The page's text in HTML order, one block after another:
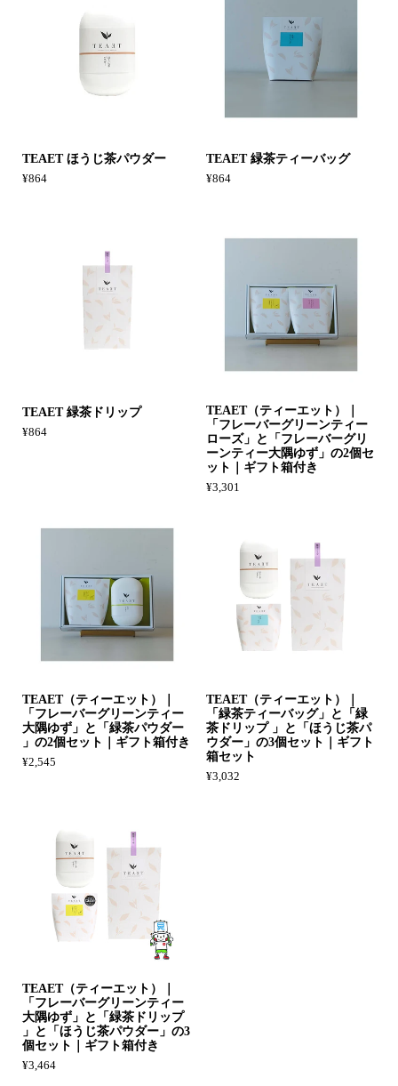
TEAET ほうじ茶パウダー
¥864
TEAET 緑茶ティーバッグ
¥864
TEAET 緑茶ドリップ
¥864
TEAET（ティーエット）｜
「フレーバーグリーンティー
ローズ」と「フレーバーグリ
ーンティー大隅ゆず」の2個セ
ット｜ギフト箱付き
¥3,301
TEAET（ティーエット）｜
「フレーバーグリーンティー
大隅ゆず」と「緑茶パウダー
」の2個セット｜ギフト箱付き
¥2,545
TEAET（ティーエット）｜
「緑茶ティーバッグ」と「緑
茶ドリップ 」と「ほうじ茶パ
ウダー」の3個セット｜ギフト
箱セット
¥3,032
TEAET（ティーエット）｜
「フレーバーグリーンティー
大隅ゆず」と「緑茶ドリップ
」と「ほうじ茶パウダー」の3
個セット｜ギフト箱付き
¥3,464